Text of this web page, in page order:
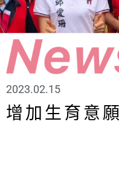
2023.02.15
增加生育意願